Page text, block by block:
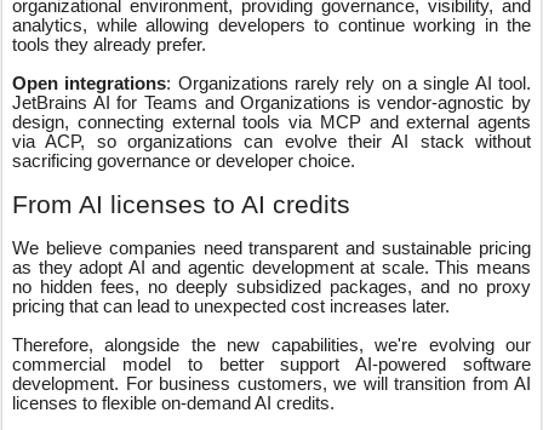
organizational environment, providing governance, visibility, and
analytics, while allowing developers to continue working in the
tools they already prefer.
Open integrations: Organizations rarely rely on a single AI tool.
JetBrains AI for Teams and Organizations is vendor-agnostic by
design, connecting external tools via MCP and external agents
via ACP, so organizations can evolve their AI stack without
sacrificing governance or developer choice.
From AI licenses to AI credits
We believe companies need transparent and sustainable pricing
as they adopt AI and agentic development at scale. This means
no hidden fees, no deeply subsidized packages, and no proxy
pricing that can lead to unexpected cost increases later.
Therefore, alongside the new capabilities, we're evolving our
commercial model to better support AI-powered software
development. For business customers, we will transition from AI
licenses to flexible on-demand AI credits.